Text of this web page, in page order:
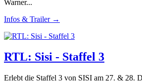
Warner...
Infos & Trailer →
RTL: Sisi - Staffel 3
Erlebt die Staffel 3 von SISI am 27. & 28.